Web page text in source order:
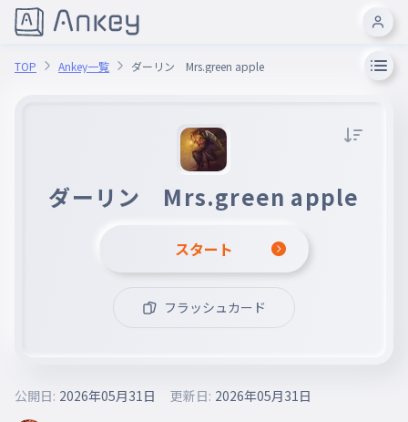
TOP Ankey一覧 ダーリン Mrs.green apple
ダーリン Mrs.green apple
スタート
フラッシュカード
公開日: 2026年05月31日 更新日: 2026年05月31日